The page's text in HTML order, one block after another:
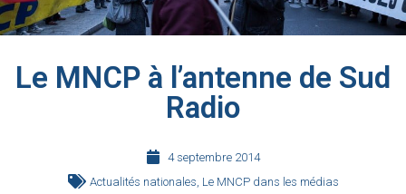
Le MNCP à l’antenne de Sud
Radio
4 septembre 2014
Actualités nationales Le MNCP dans les médias